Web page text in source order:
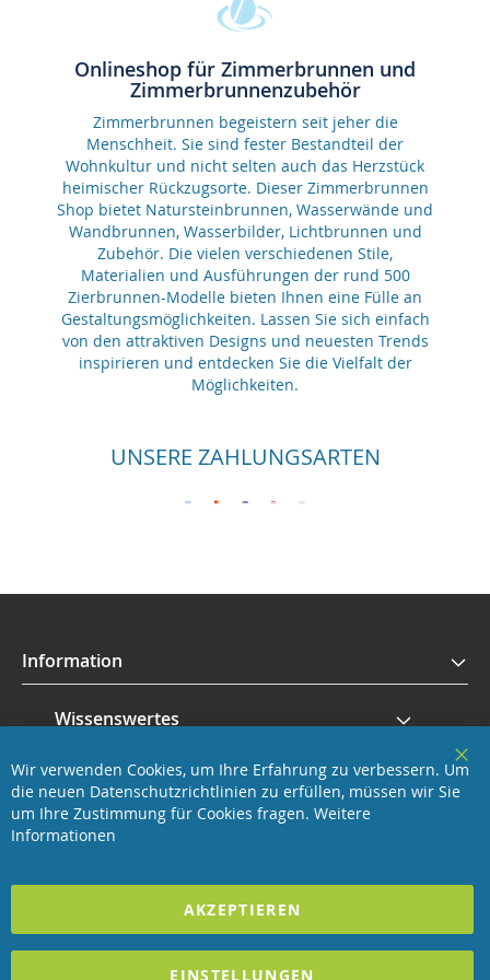
Onlineshop für Zimmerbrunnen und
Zimmerbrunnenzubehör
Zimmerbrunnen begeistern seit jeher die
Menschheit. Sie sind fester Bestandteil der
Wohnkultur und nicht selten auch das Herzstück
heimischer Rückzugsorte. Dieser Zimmerbrunnen
Shop bietet Natursteinbrunnen, Wasserwände und
Wandbrunnen, Wasserbilder, Lichtbrunnen und
Zubehör. Die vielen verschiedenen Stile,
Materialien und Ausführungen der rund 500
Zierbrunnen-Modelle bieten Ihnen eine Fülle an
Gestaltungsmöglichkeiten. Lassen Sie sich einfach
von den attraktiven Designs und neuesten Trends
inspirieren und entdecken Sie die Vielfalt der
Möglichkeiten.
UNSERE ZAHLUNGSARTEN
Information
Wissenswertes
Service
Revisage GmbH
Wir verwenden Cookies, um Ihre Erfahrung zu verbessern. Um
die neuen Datenschutzrichtlinien zu erfüllen, müssen wir Sie
um Ihre Zustimmung für Cookies fragen. Weitere
Informationen
AKZEPTIEREN
EINSTELLUNGEN